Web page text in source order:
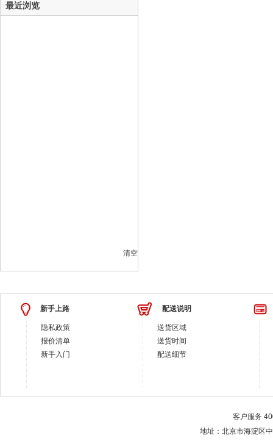
最近浏览
清空
新手上路
隐私政策
报价清单
新手入门
配送说明
送货区域
送货时间
配送细节
客户服务
地址：北京市海淀区